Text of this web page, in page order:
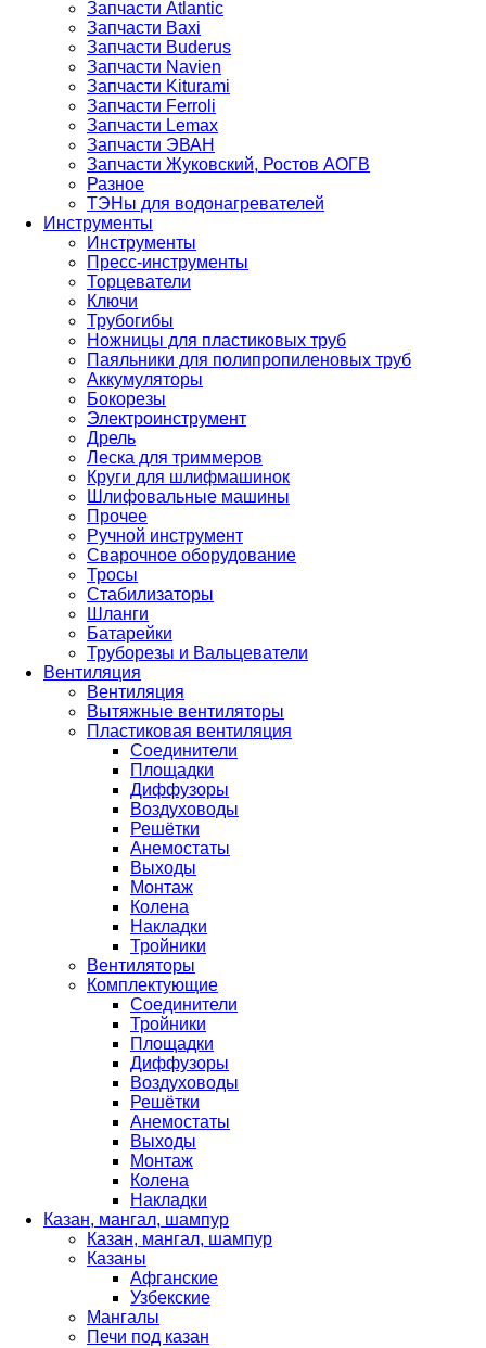
Запчасти Atlantic
Запчасти Baxi
Запчасти Buderus
Запчасти Navien
Запчасти Kiturami
Запчасти Ferroli
Запчасти Lemax
Запчасти ЭВАН
Запчасти Жуковский, Ростов АОГВ
Разное
ТЭНы для водонагревателей
Инструменты
Инструменты
Пресс-инструменты
Торцеватели
Ключи
Трубогибы
Ножницы для пластиковых труб
Паяльники для полипропиленовых труб
Аккумуляторы
Бокорезы
Электроинструмент
Дрель
Леска для триммеров
Круги для шлифмашинок
Шлифовальные машины
Прочее
Ручной инструмент
Сварочное оборудование
Тросы
Стабилизаторы
Шланги
Батарейки
Труборезы и Вальцеватели
Вентиляция
Вентиляция
Вытяжные вентиляторы
Пластиковая вентиляция
Соединители
Площадки
Диффузоры
Воздуховоды
Решётки
Анемостаты
Выходы
Монтаж
Колена
Накладки
Тройники
Вентиляторы
Комплектующие
Соединители
Тройники
Площадки
Диффузоры
Воздуховоды
Решётки
Анемостаты
Выходы
Монтаж
Колена
Накладки
Казан, мангал, шампур
Казан, мангал, шампур
Казаны
Афганские
Узбекские
Мангалы
Печи под казан